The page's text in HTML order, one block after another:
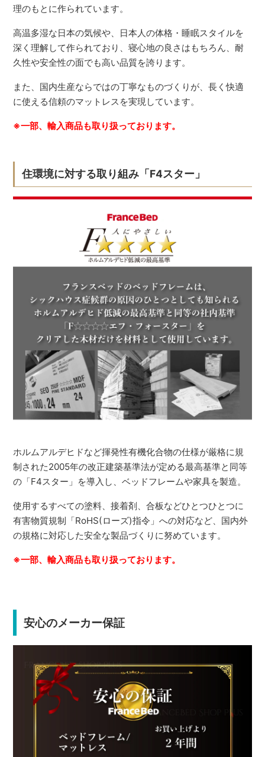
理のもとに作られています。
高温多湿な日本の気候や、日本人の体格・睡眠スタイルを
深く理解して作られており、寝心地の良さはもちろん、耐
久性や安全性の面でも高い品質を誇ります。
また、国内生産ならではの丁寧なものづくりが、長く快適
に使える信頼のマットレスを実現しています。
※一部、輸入商品も取り扱っております。
住環境に対する取り組み「F4スター」
ホルムアルデヒドなど揮発性有機化合物の仕様が厳格に規
制された2005年の改正建築基準法が定める最高基準と同等
の「F4スター」を導入し、ベッドフレームや家具を製造。
使用するすべての塗料、接着剤、合板などひとつひとつに
有害物質規制「RoHS(ローズ)指令」への対応など、国内外
の規格に対応した安全な製品づくりに努めています。
※一部、輸入商品も取り扱っております。
安心のメーカー保証